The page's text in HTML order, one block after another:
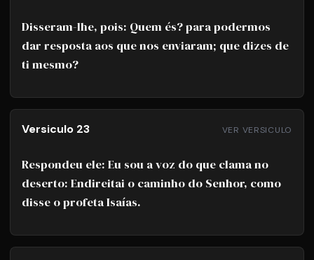
Disseram-lhe, pois: Quem és? para podermos
dar resposta aos que nos enviaram; que dizes de
ti mesmo?
Versiculo 23 VER VERSICULO
Respondeu ele: Eu sou a voz do que clama no
deserto: Endireitai o caminho do Senhor, como
disse o profeta Isaías.